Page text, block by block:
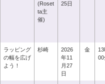
(Roset
ta主
催)
25日
ラッピング
の幅を広げ
よう！
杉崎
2026
年11
月27
日
金